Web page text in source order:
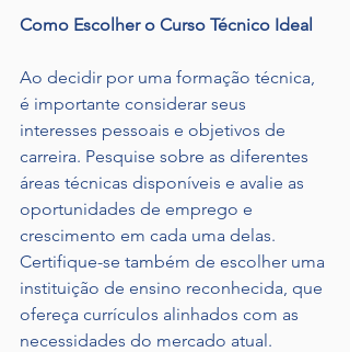
Como Escolher o Curso Técnico Ideal
Ao decidir por uma formação técnica,
é importante considerar seus
interesses pessoais e objetivos de
carreira. Pesquise sobre as diferentes
áreas técnicas disponíveis e avalie as
oportunidades de emprego e
crescimento em cada uma delas.
Certifique-se também de escolher uma
instituição de ensino reconhecida, que
ofereça currículos alinhados com as
necessidades do mercado atual.